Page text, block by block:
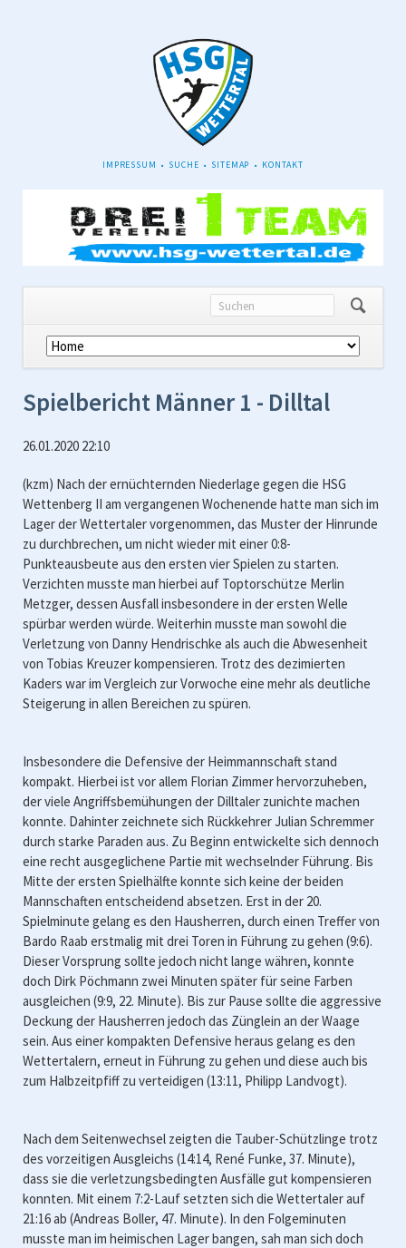
NAVIGATION
IMPRESSUM SUCHE SITEMAP KONTAKT
Navigation
überspringen
Spielbericht Männer 1 - Dilltal
26.01.2020 22:10
(kzm) Nach der ernüchternden Niederlage gegen die HSG
Wettenberg II am vergangenen Wochenende hatte man sich im
Lager der Wettertaler vorgenommen, das Muster der Hinrunde
zu durchbrechen, um nicht wieder mit einer 0:8-
Punkteausbeute aus den ersten vier Spielen zu starten.
Verzichten musste man hierbei auf Toptorschütze Merlin
Metzger, dessen Ausfall insbesondere in der ersten Welle
spürbar werden würde. Weiterhin musste man sowohl die
Verletzung von Danny Hendrischke als auch die Abwesenheit
von Tobias Kreuzer kompensieren. Trotz des dezimierten
Kaders war im Vergleich zur Vorwoche eine mehr als deutliche
Steigerung in allen Bereichen zu spüren.
Insbesondere die Defensive der Heimmannschaft stand
kompakt. Hierbei ist vor allem Florian Zimmer hervorzuheben,
der viele Angriffsbemühungen der Dilltaler zunichte machen
konnte. Dahinter zeichnete sich Rückkehrer Julian Schremmer
durch starke Paraden aus. Zu Beginn entwickelte sich dennoch
eine recht ausgeglichene Partie mit wechselnder Führung. Bis
Mitte der ersten Spielhälfte konnte sich keine der beiden
Mannschaften entscheidend absetzen. Erst in der 20.
Spielminute gelang es den Hausherren, durch einen Treffer von
Bardo Raab erstmalig mit drei Toren in Führung zu gehen (9:6).
Dieser Vorsprung sollte jedoch nicht lange währen, konnte
doch Dirk Pöchmann zwei Minuten später für seine Farben
ausgleichen (9:9, 22. Minute). Bis zur Pause sollte die aggressive
Deckung der Hausherren jedoch das Zünglein an der Waage
sein. Aus einer kompakten Defensive heraus gelang es den
Wettertalern, erneut in Führung zu gehen und diese auch bis
zum Halbzeitpfiff zu verteidigen (13:11, Philipp Landvogt).
Nach dem Seitenwechsel zeigten die Tauber-Schützlinge trotz
des vorzeitigen Ausgleichs (14:14, René Funke, 37. Minute),
dass sie die verletzungsbedingten Ausfälle gut kompensieren
konnten. Mit einem 7:2-Lauf setzten sich die Wettertaler auf
21:16 ab (Andreas Boller, 47. Minute). In den Folgeminuten
musste man im heimischen Lager bangen, sah man sich doch